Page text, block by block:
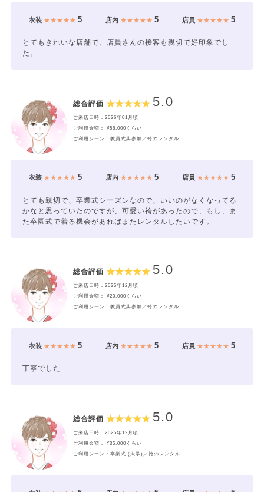
衣装★★★★★ 5 店内★★★★★ 5 店員 ★★★★★5
とてもきれいな店舗で、店員さんの接客も親切で好印象でし
た。
総合評価 5.0
ご来店日時：2026年01月頃
ご利用金額： ¥58,000くらい
ご利用シーン：教員式典参加／袴のレンタル
衣装★★★★★ 5 店内★★★★★ 5 店員 ★★★★★5
とても親切で、卒業式シーズンなので、いいのがなくなってる
かなと思っていたのですが、可愛い袴があったので、もし、ま
た卒園式で着る機会があればまたレンタルしたいです。
総合評価 5.0
ご来店日時：2025年12月頃
ご利用金額： ¥20,000くらい
ご利用シーン：教員式典参加／袴のレンタル
衣装★★★★★ 5 店内★★★★★ 5 店員 ★★★★★5
丁寧でした
総合評価 5.0
ご来店日時：2025年12月頃
ご利用金額： ¥35,000くらい
ご利用シーン：卒業式 (大学)／袴のレンタル